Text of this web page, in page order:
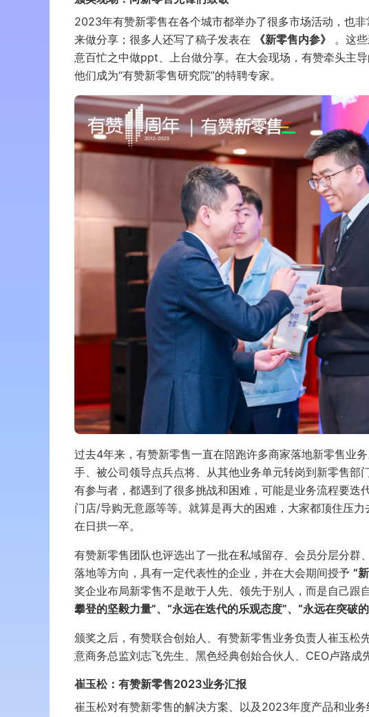
2023年有赞新零售在各个城市都举办了很多市场活动，也
来做分享；很多人还写了稿子发表在
《新零售内参》
。这
意百忙之中做ppt、上台做分享。在大会现场，有赞牵头主
他们成为“有赞新零售研究院”的特聘专家。
过去4年来，有赞新零售一直在陪跑许多商家落地新零售业
手、被公司领导点兵点将、从其他业务单元转岗到新零售部
有参与者，都遇到了很多挑战和困难，可能是业务流程要迭
门店/导购无意愿等等。就算是再大的困难，大家都顶住压
在日拱一卒。
有赞新零售团队也评选出了一批在私域留存、会员分层分群
落地等方向，具有一定代表性的企业，并在大会期间授予 “
奖企业布局新零售不是敢于人先、领先于别人，而是自己跟
攀登的坚毅力量”、“永远在迭代的乐观态度”、“永远在突破
颁奖之后，有赞联合创始人、有赞新零售业务负责人崔玉松
意商务总监刘志飞先生、黑色经典创始合伙人、CEO卢路成
崔玉松：有赞新零售2023业务汇报
崔玉松对有赞新零售的解决方案、以及2023年度产品和业